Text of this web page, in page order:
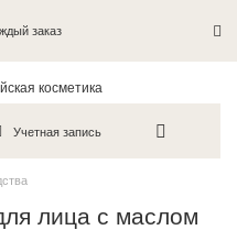
заказ
Учетная запись
лица с маслом